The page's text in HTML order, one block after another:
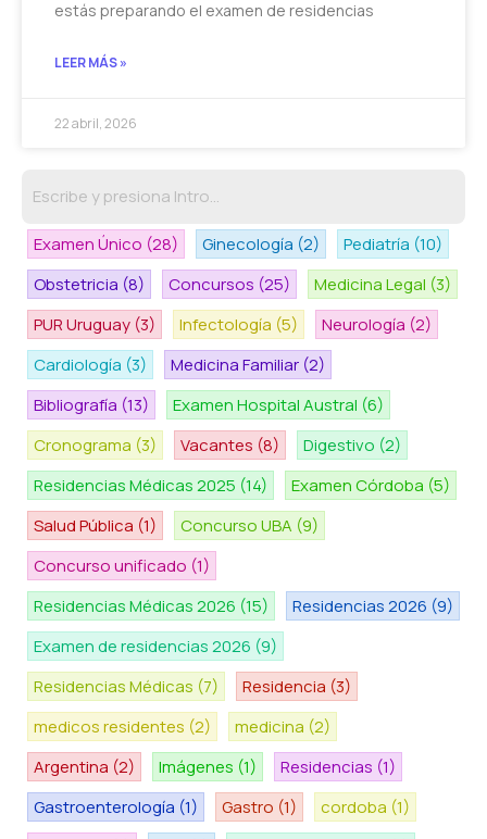
estás preparando el examen de residencias
LEER MÁS »
22 abril, 2026
Examen Único (28) Ginecología (2) Pediatría (10)
Obstetricia (8) Concursos (25) Medicina Legal (3)
PUR Uruguay (3) Infectología (5) Neurología (2)
Cardiología (3) Medicina Familiar (2)
Bibliografía (13) Examen Hospital Austral (6)
Cronograma (3) Vacantes (8) Digestivo (2)
Residencias Médicas 2025 (14) Examen Córdoba (5)
Salud Pública (1) Concurso UBA (9)
Concurso unificado (1)
Residencias Médicas 2026 (15) Residencias 2026 (9)
Examen de residencias 2026 (9)
Residencias Médicas (7) Residencia (3)
medicos residentes (2) medicina (2)
Argentina (2) Imágenes (1) Residencias (1)
Gastroenterología (1) Gastro (1) cordoba (1)